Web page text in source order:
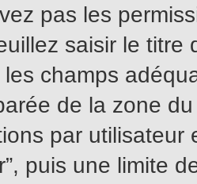
pas les
saisir le
champs
de la zone
par
puis une limite